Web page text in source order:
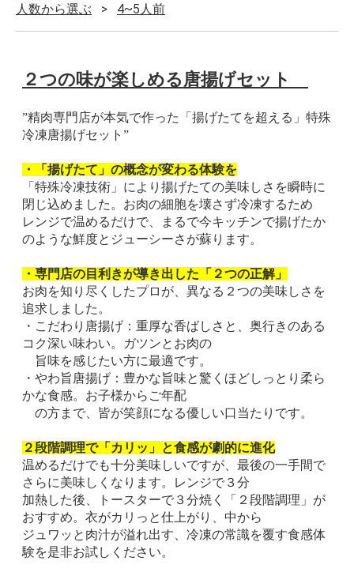
人数から選ぶ
4~5人前
２つの味が楽しめる唐揚げセット
”精肉専門店が本気で作った「揚げたてを超える」特殊
冷凍唐揚げセット”
・「揚げたて」の概念が変わる体験を
「特殊冷凍技術」により揚げたての美味しさを瞬時に
閉じ込めました。お肉の細胞を壊さず冷凍するため
レンジで温めるだけで、まるで今キッチンで揚げたか
のような鮮度とジューシーさが蘇ります。
・専門店の目利きが導き出した「２つの正解」
お肉を知り尽くしたプロが、異なる２つの美味しさを
追求しました。
・こだわり唐揚げ：重厚な香ばしさと、奥行きのある
コク深い味わい。ガツンとお肉の
旨味を感じたい方に最適です。
・やわ旨唐揚げ：豊かな旨味と驚くほどしっとり柔ら
かな食感。お子様からご年配
の方まで、皆が笑顔になる優しい口当たりです。
２段階調理で「カリッ」と食感が劇的に進化
温めるだけでも十分美味しいですが、最後の一手間で
さらに美味しくなります。レンジで３分
加熱した後、トースターで３分焼く「２段階調理」が
おすすめ。衣がカリっと仕上がり、中から
ジュワッと肉汁が溢れ出す、冷凍の常識を覆す食感体
験を是非お試しください。